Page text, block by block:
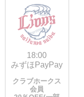
18:00
みずほPayPay
クラブホークス
会員